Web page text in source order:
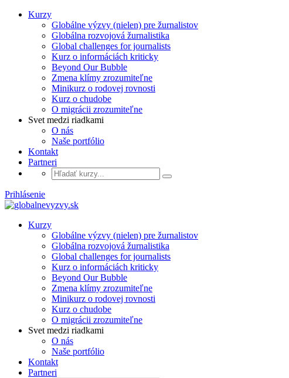
Kurzy
Globálne výzvy (nielen) pre žurnalistov
Globálna rozvojová žurnalistika
Global challenges for journalists
Kurz o informáciách kriticky
Beyond Our Bubble
Zmena klímy zrozumiteľne
Minikurz o rodovej rovnosti
Kurz o chudobe
O migrácii zrozumiteľne
Svet medzi riadkami
O nás
Naše portfólio
Kontakt
Partneri
Prihlásenie
Kurzy
Globálne výzvy (nielen) pre žurnalistov
Globálna rozvojová žurnalistika
Global challenges for journalists
Kurz o informáciách kriticky
Beyond Our Bubble
Zmena klímy zrozumiteľne
Minikurz o rodovej rovnosti
Kurz o chudobe
O migrácii zrozumiteľne
Svet medzi riadkami
O nás
Naše portfólio
Kontakt
Partneri